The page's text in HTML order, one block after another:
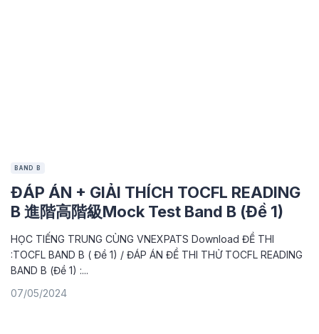
BAND B
ĐÁP ÁN + GIẢI THÍCH TOCFL READING
B 進階高階級Mock Test Band B (Đề 1)
HỌC TIẾNG TRUNG CÙNG VNEXPATS Download ĐỀ THI
:TOCFL BAND B ( Đề 1) / ĐÁP ÁN ĐỀ THI THỬ TOCFL READING
BAND B (Đề 1) :...
07/05/2024